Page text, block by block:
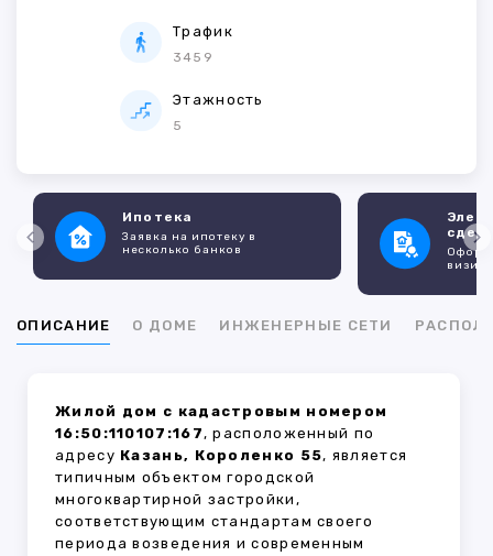
Трафик
3459
Этажность
5
Ипотека
Заявка на ипотеку в
несколько банков
ОПИСАНИЕ О ДОМЕ ИНЖЕНЕРНЫЕ СЕТИ
Жилой дом с кадастровым номером
16:50:110107:167, расположенный по
адресу Казань, Короленко 55, является
типичным объектом городской
многоквартирной застройки,
соответствующим стандартам своего
периода возведения и современным